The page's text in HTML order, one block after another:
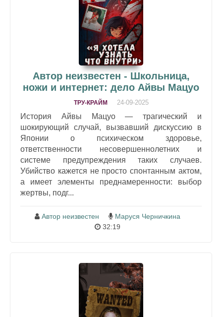
Автор неизвестен - Школьница,
ножи и интернет: дело Айвы Мацуо
ТРУ-КРАЙМ 24-09-2025
История Айвы Мацуо — трагический и
шокирующий случай, вызвавший дискуссию в
Японии о психическом здоровье,
ответственности несовершеннолетних и
системе предупреждения таких случаев.
Убийство кажется не просто спонтанным актом,
а имеет элементы преднамеренности: выбор
жертвы, подг...
Автор неизвестен
Маруся Черничкина
32:19